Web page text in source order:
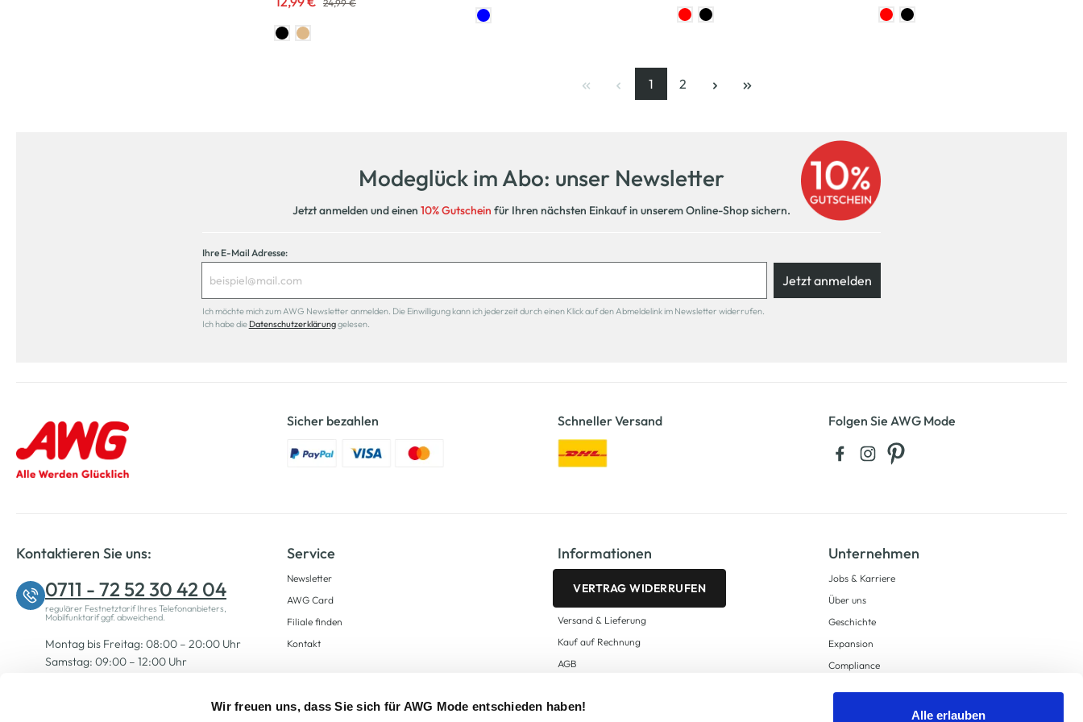
Wir freuen uns, dass Sie sich für AWG Mode entschieden haben!
Alle erlauben
24,99 €
Seite
1
, aktuelle Seite
Seite
2
Modeglück im Abo: unser Newsletter
Jetzt anmelden und einen 10% Gutschein für Ihren nächsten Einkauf in unserem Online-Shop sichern.
Ihre E-Mail Adresse:
Jetzt anmelden
Ich möchte mich zum AWG Newsletter anmelden. Die Einwilligung kann ich jederzeit durch einen Klick auf den Abmeldelink im Newsletter widerrufen.
Ich habe die Datenschutzerklärunggelesen.
Sicher bezahlen Schneller Versand Folgen Sie AWG Mode
Kontaktieren Sie uns:
0711 - 72 52 30 42 04
regulärer Festnetztarif Ihres Telefonanbieters,
Mobilfunktarif ggf. abweichend.
Montag bis Freitag: 08:00 – 20:00 Uhr
Samstag: 09:00 – 12:00 Uhr
Service
Newsletter
AWG Card
Filiale finden
Kontakt
Informationen
VERTRAG WIDERRUFEN
Versand & Lieferung
Kauf auf Rechnung
AGB
Zahlungsarten
Unternehmen
Jobs & Karriere
Über uns
Geschichte
Expansion
Compliance
Supply Chain Due Diligence